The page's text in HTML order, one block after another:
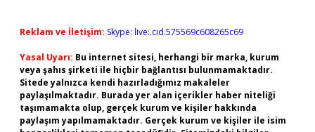
Reklam ve İletişim: Skype: live:.cid.575569c608265c69
Yasal Uyarı: Bu internet sitesi, herhangi bir marka, kurum
veya şahıs şirketi ile hiçbir bağlantısı bulunmamaktadır.
Sitede yalnızca kendi hazırladığımız makaleler
paylaşılmaktadır. Burada yer alan içerikler haber niteliği
taşımamakta olup, gerçek kurum ve kişiler hakkında
paylaşım yapılmamaktadır. Gerçek kurum ve kişiler ile isim